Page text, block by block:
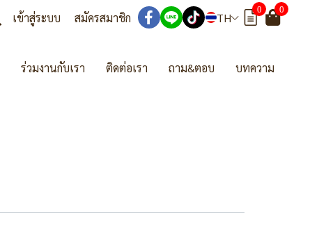
เข้าสู่ระบบ สมัครสมาชิก TH
0 0
ร่วมงานกับเรา ติดต่อเรา ถาม&ตอบ บทความ